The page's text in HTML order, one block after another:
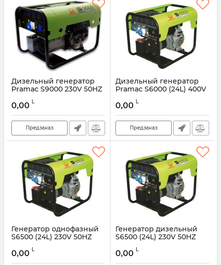
Дизельный генератор
Pramac S9000 230V 50HZ
0,00 L
Предзаказ
Дизельный генератор
Pramac S6000 (24L) 400V
0,00 L
Предзаказ
Генератор однофазный
S6500 (24L) 230V 50HZ
0,00 L
Генератор дизельный
S6500 (24L) 230V 50HZ
0,00 L